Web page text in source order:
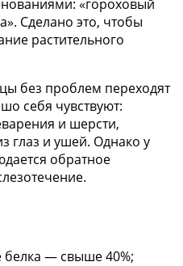
«гороховый
Сделано это, чтобы
растительного
без проблем переходят
себя чувствуют:
и шерсти,
глаз и ушей. Однако у
обратное
белка — свыше 40%;